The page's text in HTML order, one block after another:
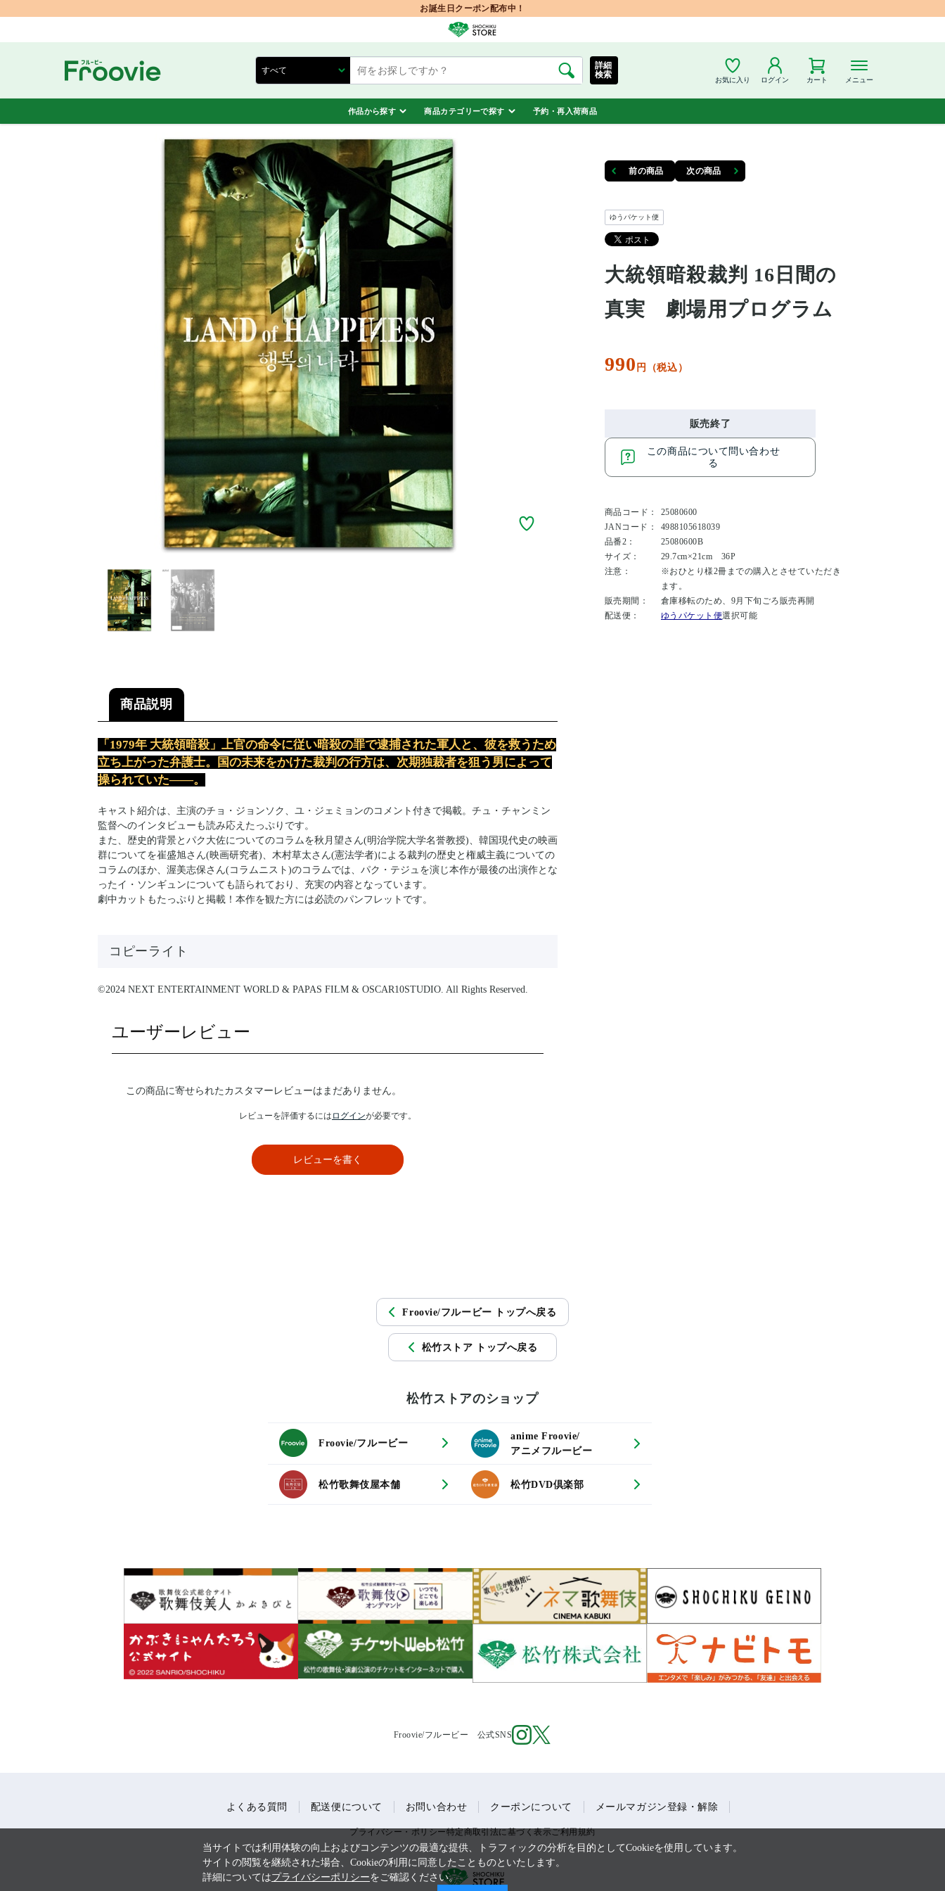
お誕生日クーポン配布中！
お気に入り ログイン カート メニュー
詳細
検索
作品から探す 商品カテゴリーで探す 予約・再入荷商品
前の商品 次の商品
ゆうパケット便
大統領暗殺裁判 16日間の
真実 劇場用プログラム
990 円（税込）
販売終了
この商品について問い合わせ
る
商品コード：
25080600
JANコード：
4988105618039
品番2：
25080600B
サイズ：
29.7cm×21cm 36P
注意：
※おひとり様2冊までの購入とさせていただき
ます。
販売期間：
倉庫移転のため、9月下旬ごろ販売再開
配送便：
ゆうパケット便選択可能
商品説明
「1979年 大統領暗殺」上官の命令に従い暗殺の罪で逮捕された軍人と、彼を救うため
立ち上がった弁護士。国の未来をかけた裁判の行方は、次期独裁者を狙う男によって
操られていた――。
キャスト紹介は、主演のチョ・ジョンソク、ユ・ジェミョンのコメント付きで掲載。チュ・チャンミン
監督へのインタビューも読み応えたっぷりです。
また、歴史的背景とパク大佐についてのコラムを秋月望さん(明治学院大学名誉教授)、韓国現代史の映画
群についてを崔盛旭さん(映画研究者)、木村草太さん(憲法学者)による裁判の歴史と権威主義についての
コラムのほか、渥美志保さん(コラムニスト)のコラムでは、パク・テジュを演じ本作が最後の出演作とな
ったイ・ソンギュンについても語られており、充実の内容となっています。
劇中カットもたっぷりと掲載！本作を観た方には必読のパンフレットです。
コピーライト
©2024 NEXT ENTERTAINMENT WORLD & PAPAS FILM & OSCAR10STUDIO. All Rights Reserved.
ユーザーレビュー
この商品に寄せられたカスタマーレビューはまだありません。
レビューを評価するには ログインが必要です。
レビューを書く
Froovie/フルービー トップへ戻る
松竹ストア トップへ戻る
松竹ストアのショップ
Froovie/フルービー
anime Froovie/
アニメフルービー
松竹歌舞伎屋本舗 松竹DVD倶楽部
Froovie/フルービー 公式SNS
よくある質問 配送便について お問い合わせ クーポンについて メールマガジン登録・解除
プライバシー・ポリシー特定商取引法に基づく表示ご利用規約
当サイトでは利用体験の向上およびコンテンツの最適な提供、トラフィックの分析を目的としてCookieを使用しています。
サイトの閲覧を継続された場合、Cookieの利用に同意したことものといたします。
詳細についてはプライバシーポリシーをご確認ください。